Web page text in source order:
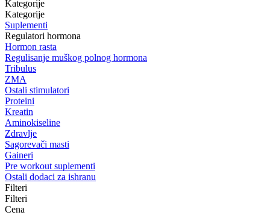
Kategorije
Kategorije
Suplementi
Regulatori hormona
Hormon rasta
Regulisanje muškog polnog hormona
Tribulus
ZMA
Ostali stimulatori
Proteini
Kreatin
Aminokiseline
Zdravlje
Sagorevači masti
Gaineri
Pre workout suplementi
Ostali dodaci za ishranu
Filteri
Filteri
Cena